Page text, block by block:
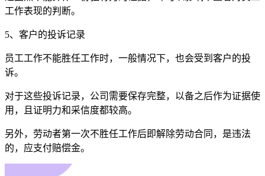
工作表现的判断。
5、客户的投诉记录
员工工作不能胜任工作时，一般情况下，也会受到客户的投
诉。
对于这些投诉记录，公司需要保存完整，以备之后作为证据使
用，且证明力和采信度都较高。
另外，劳动者第一次不胜任工作后即解除劳动合同，是违法
的，应支付赔偿金。